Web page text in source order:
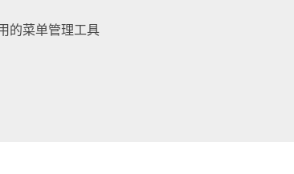
的菜单管理工具